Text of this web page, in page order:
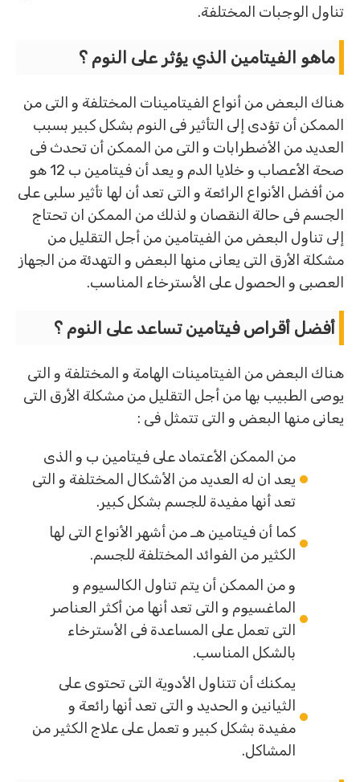
تناول الوجبات المختلفة.
ماهو الفيتامين الذي يؤثر على النوم ؟
هناك البعض من أنواع الفيتامينات المختلفة و التى من
الممكن أن تؤدى إلى التأثير فى النوم بشكل كبير بسبب
العديد من الأضطرابات و التى من الممكن أن تحدث فى
صحة الأعصاب و خلايا الدم و يعد أن فيتامين ب 12 هو
من أفضل الأنواع الرائعة و التى تعد أن لها تأثير سلبى على
الجسم فى حالة النقصان و لذلك من الممكن ان تحتاج
إلى تناول البعض من الفيتامين من أجل التقليل من
مشكلة الأرق التى يعانى منها البعض و التهدئة من الجهاز
العصبى و الحصول على الأسترخاء المناسب.
أفضل أقراص فيتامين تساعد على النوم ؟
هناك البعض من الفيتامينات الهامة و المختلفة و التى
يوصى الطبيب بها من أجل التقليل من مشكلة الأرق التى
يعانى منها البعض و التى تتمثل فى :
من الممكن الأعتماد على فيتامين ب و الذى
يعد ان له العديد من الأشكال المختلفة و التى
تعد أنها مفيدة للجسم بشكل كبير.
كما أن فيتامين هـ من أشهر الأنواع التى لها
الكثير من الفوائد المختلفة للجسم.
و من الممكن أن يتم تناول الكالسيوم و
الماغسيوم و التى تعد أنها من أكثر العناصر
التى تعمل على المساعدة فى الأسترخاء
بالشكل المناسب.
يمكنك أن تتناول الأدوية التى تحتوى على
الثيانين و الحديد و التى تعد أنها رائعة و
مفيدة بشكل كبير و تعمل على علاج الكثير من
المشاكل.